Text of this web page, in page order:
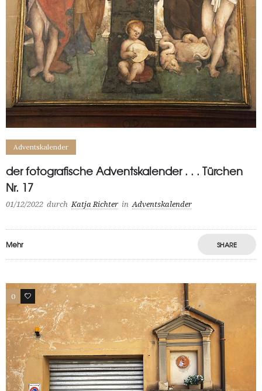
Adventskalender
der fotografische Adventskalender . . . Türchen
Nr. 17
01/12/2022 durch Katja Richter in Adventskalender
Mehr SHARE
0 0